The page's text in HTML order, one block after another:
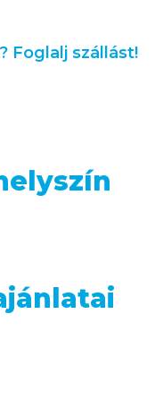
Foglalj szállást!